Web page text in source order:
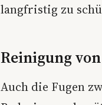
langfristig zu
Reinigung
Auch die Fugen